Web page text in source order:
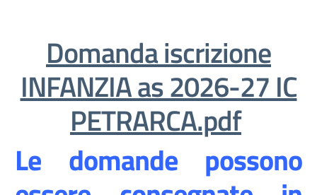
Domanda iscrizione
INFANZIA as 2026-27 IC
PETRARCA.pdf
Le domande possono